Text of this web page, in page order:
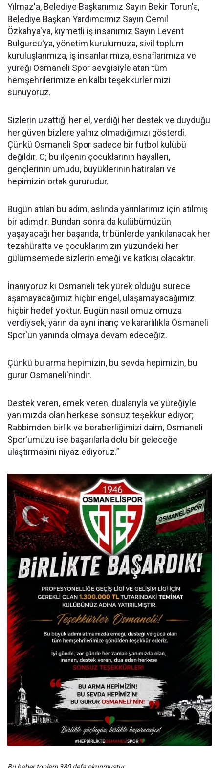
Yılmaz'a, Belediye Başkanımız Sayın Bekir Torun'a,
Belediye Başkan Yardımcımız Sayın Cemil
Özkahya'ya, kıymetli iş insanımız Sayın Levent
Bulgurcu'ya, yönetim kurulumuza, sivil toplum
kuruluşlarımıza, iş insanlarımıza, esnaflarımıza ve
yüreği Osmaneli Spor sevgisiyle atan tüm
hemşehrilerimize en kalbi teşekkürlerimizi
sunuyoruz.
Sizlerin uzattığı her el, verdiği her destek ve duyduğu
her güven bizlere yalnız olmadığımızı gösterdi.
Çünkü Osmaneli Spor sadece bir futbol kulübü
değildir. O; bu ilçenin çocuklarının hayalleri,
gençlerinin umudu, büyüklerinin hatıraları ve
hepimizin ortak gururudur.
Bugün atılan bu adım, aslında yarınlarımız için atılmış
bir adımdır. Bundan sonra da kulübümüzün
yaşayacağı her başarıda, tribünlerde yankılanacak her
tezahüratta ve çocuklarımızın yüzündeki her
gülümsemede sizlerin emeği ve katkısı olacaktır.
İnanıyoruz ki Osmaneli tek yürek olduğu sürece
aşamayacağımız hiçbir engel, ulaşamayacağımız
hiçbir hedef yoktur. Bugün nasıl omuz omuza
verdiysek, yarın da aynı inanç ve kararlılıkla Osmaneli
Spor'un yanında olmaya devam edeceğiz.
Çünkü bu arma hepimizin, bu sevda hepimizin, bu
gurur Osmaneli'nindir.
Destek veren, emek veren, dualarıyla ve yüreğiyle
yanımızda olan herkese sonsuz teşekkür ediyor;
Rabbimden birlik ve beraberliğimizi daim, Osmaneli
Spor'umuzu ise başarılarla dolu bir geleceğe
ulaştırmasını niyaz ediyoruz.”